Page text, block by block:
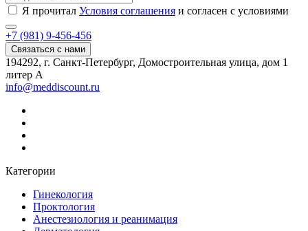
Я прочитал Условия соглашения и согласен с условиями
+7 (981) 9-456-456
Связаться с нами
194292, г. Санкт-Петербург, Домостроительная улица, дом 1
литер А
info@meddiscount.ru
Категории
Гинекология
Проктология
Анестезиология и реанимация